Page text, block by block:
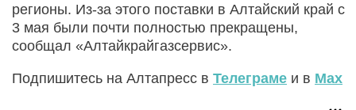
регионы. Из-за этого поставки в Алтайский край с
3 мая были почти полностью прекращены,
сообщал «Алтайкрайгазсервис».
Подпишитесь на Алтапресс в Телеграме и в Max